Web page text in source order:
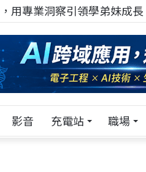
用專業洞察引領學弟妹成長
影音 充電站 職場